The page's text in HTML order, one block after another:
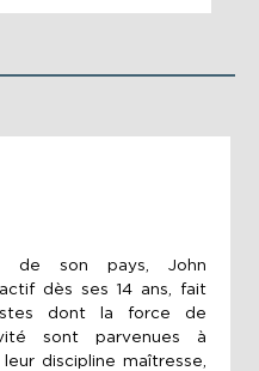
de son pays, John
dès ses 14 ans, fait
dont la force de
sont parvenues à
discipline maîtresse,